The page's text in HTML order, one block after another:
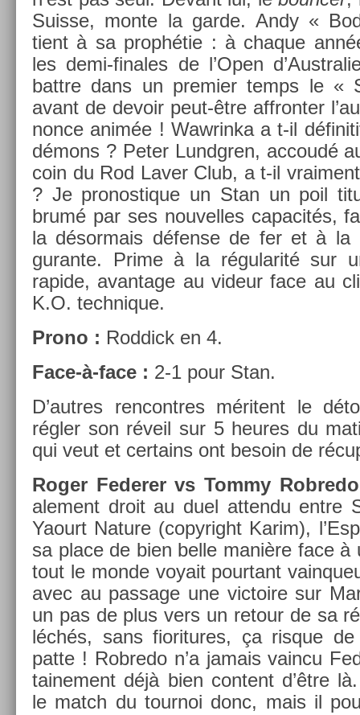
Suis­se, monte la garde. Andy «
tient à sa prophétie : à chaque
les demi-finales de l’Open
battre dans un pre­mi­er temps le «
avant de de­voir peut-être affront­er
nonce animée ! Waw­rinka a t-il
démons ? Peter Lundgr­en, ac­coudé
coin du Rod Laver Club, a t-il
? Je pro­nos­tique un Stan un poil
brumé par ses nouvel­les capacités,
la désor­mais défense de fer et à
guran­te. Prime à la régularité sur
rapide, avan­tage au videur face au
K.O. tech­nique.
Prono : Rod­dick en 4.
Face-à-face : 2-1 pour Stan.
D’aut­res re­ncontres méritent le
régler son réveil sur 5 heures du
qui veut et cer­tains ont be­soin de
Roger Feder­er vs Tommy
ale­ment droit au duel at­tendu entre
Yaourt Na­ture (co­pyright Karim),
sa place de bien belle manière face à
tout le monde voyait pour­tant
avec au pas­sage une vic­toire sur
un pas de plus vers un re­tour de sa
léchés, sans fiori­tures, ça ris­que
patte ! Rob­redo n’a jamais vain­cu
taine­ment déjà bien con­tent d’être
le match du tour­noi donc, mais il